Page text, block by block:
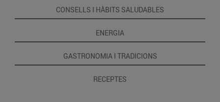
CONSELLS I HÀBITS SALUDABLES
ENERGIA
GASTRONOMIA I TRADICIONS
RECEPTES